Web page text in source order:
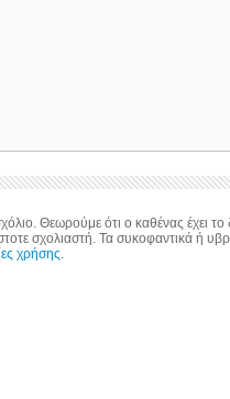
Θεωρούμε ότι ο καθένας έχει το
σχολιαστή. Τα συκοφαντικά ή
χρήσης